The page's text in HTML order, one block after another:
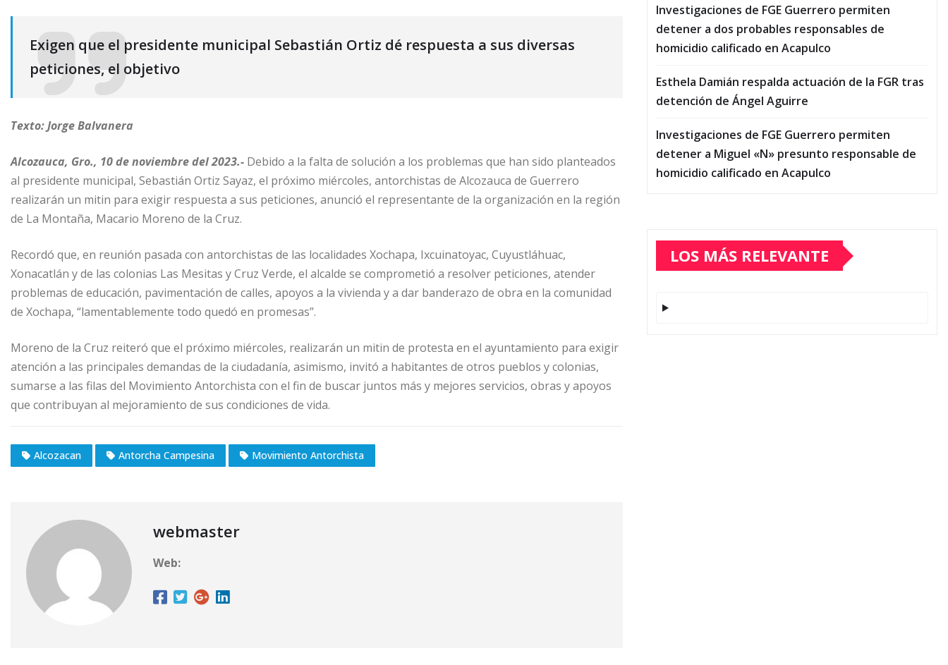
Exigen que el presidente municipal Sebastián Ortiz dé respuesta a sus diversas
peticiones, el objetivo
Texto: Jorge Balvanera
Alcozauca, Gro., 10 de noviembre del 2023.- Debido a la falta de solución a los problemas que han sido planteados
al presidente municipal, Sebastián Ortiz Sayaz, el próximo miércoles, antorchistas de Alcozauca de Guerrero
realizarán un mitin para exigir respuesta a sus peticiones, anunció el representante de la organización en la región
de La Montaña, Macario Moreno de la Cruz.
Recordó que, en reunión pasada con antorchistas de las localidades Xochapa, Ixcuinatoyac, Cuyustláhuac,
Xonacatlán y de las colonias Las Mesitas y Cruz Verde, el alcalde se comprometió a resolver peticiones, atender
problemas de educación, pavimentación de calles, apoyos a la vivienda y a dar banderazo de obra en la comunidad
de Xochapa, “lamentablemente todo quedó en promesas”.
Moreno de la Cruz reiteró que el próximo miércoles, realizarán un mitin de protesta en el ayuntamiento para exigir
atención a las principales demandas de la ciudadanía, asimismo, invitó a habitantes de otros pueblos y colonias,
sumarse a las filas del Movimiento Antorchista con el fin de buscar juntos más y mejores servicios, obras y apoyos
que contribuyan al mejoramiento de sus condiciones de vida.
Alcozacan Antorcha Campesina Movimiento Antorchista
webmaster
Web:
Investigaciones de FGE Guerrero permiten
detener a dos probables responsables de
homicidio calificado en Acapulco
Esthela Damián respalda actuación de la FGR tras
detención de Ángel Aguirre
Investigaciones de FGE Guerrero permiten
detener a Miguel «N» presunto responsable de
homicidio calificado en Acapulco
LOS MÁS RELEVANTE